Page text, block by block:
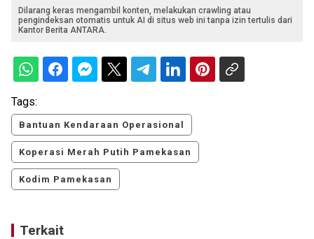
Dilarang keras mengambil konten, melakukan crawling atau
pengindeksan otomatis untuk AI di situs web ini tanpa izin tertulis dari
Kantor Berita ANTARA.
Tags:
Bantuan Kendaraan Operasional
Koperasi Merah Putih Pamekasan
Kodim Pamekasan
Terkait